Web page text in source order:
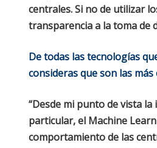
centrales. Si no de utilizar
transparencia a la toma de
De todas las tecnologías
consideras que son las
“Desde mi punto de vista
particular, el Machine
comportamiento de las